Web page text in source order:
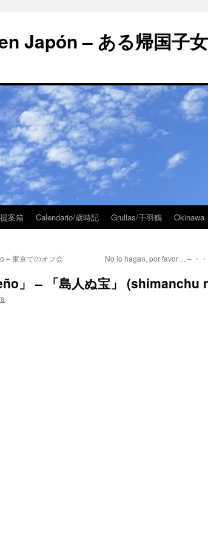
Japón – ある帰国子
案箱 Calendario/歳時記 Grullas/千羽鶴 Okinawa
– 東京でのオフ会 No lo hagan, por favor… – ・
」 – 「島人ぬ宝」 (shimanchu